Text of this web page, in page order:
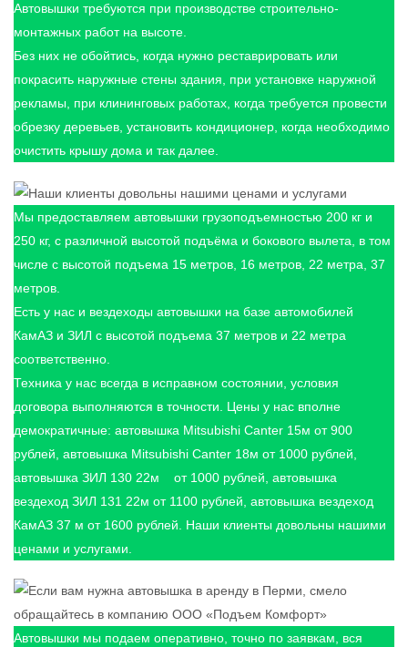
Автовышки требуются при производстве строительно-
монтажных работ на высоте.
Без них не обойтись, когда нужно реставрировать или
покрасить наружные стены здания, при установке наружной
рекламы, при клининговых работах, когда требуется провести
обрезку деревьев, установить кондиционер, когда необходимо
очистить крышу дома и так далее.
Мы предоставляем автовышки грузоподъемностью 200 кг и
250 кг, с различной высотой подъёма и бокового вылета, в том
числе с высотой подъема 15 метров, 16 метров, 22 метра, 37
метров.
Есть у нас и вездеходы автовышки на базе автомобилей
КамАЗ и ЗИЛ с высотой подъема 37 метров и 22 метра
соответственно.
Техника у нас всегда в исправном состоянии, условия
договора выполняются в точности. Цены у нас вполне
демократичные: автовышка Mitsubishi Canter 15м от 900
рублей, автовышка Mitsubishi Canter 18м от 1000 рублей,
автовышка ЗИЛ 130 22м от 1000 рублей, автовышка
вездеход ЗИЛ 131 22м от 1100 рублей, автовышка вездеход
КамАЗ 37 м от 1600 рублей. Наши клиенты довольны нашими
ценами и услугами.
Автовышки мы подаем оперативно, точно по заявкам, вся